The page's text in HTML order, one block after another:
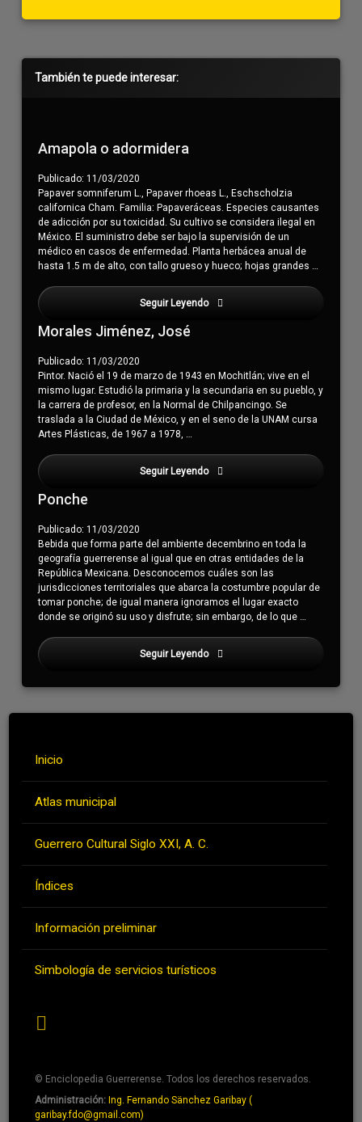
Barra
También te puede interesar:
Amapola o adormidera
Publicado: 11/03/2020
Papaver somniferum L., Papaver rhoeas L., Eschscholzia
californica Cham. Familia: Papaveráceas. Especies causantes
de adicción por su toxicidad. Su cultivo se considera ilegal en
México. El suministro debe ser bajo la supervisión de un
médico en casos de enfermedad. Planta herbácea anual de
hasta 1.5 m de alto, con tallo grueso y hueco; hojas grandes …
Seguir Leyendo Negrete Pérez, María Soledad
Morales Jiménez, José
Publicado: 11/03/2020
Pintor. Nació el 19 de marzo de 1943 en Mochitlán; vive en el
mismo lugar. Estudió la primaria y la secundaria en su pueblo, y
la carrera de profesor, en la Normal de Chilpancingo. Se
traslada a la Ciudad de México, y en el seno de la UNAM cursa
Artes Plásticas, de 1967 a 1978, …
Seguir Leyendo Negrete Pérez, María Soledad
Ponche
Publicado: 11/03/2020
Bebida que forma parte del ambiente decembrino en toda la
geografía guerrerense al igual que en otras entidades de la
República Mexicana. Desconocemos cuáles son las
jurisdicciones territoriales que abarca la costumbre popular de
tomar ponche; de igual manera ignoramos el lugar exacto
donde se originó su uso y disfrute; sin embargo, de lo que …
Seguir Leyendo Negrete Pérez, María Soledad
Inicio
Atlas municipal
Guerrero Cultural Siglo XXI, A. C.
Índices
Información preliminar
Simbología de servicios turísticos
RSS
© Enciclopedia Guerrerense. Todos los derechos reservados.
Pie
Administración:Ing. Fernando Sänchez Garibay (
garibay.fdo@gmail.com)